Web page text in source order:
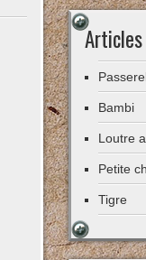
Bambi
Loutre
Petite
Tigre